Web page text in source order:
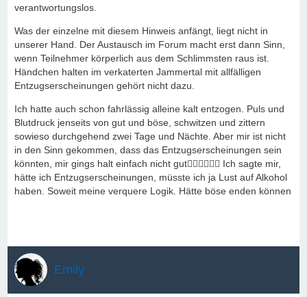
verantwortungslos.
Was der einzelne mit diesem Hinweis anfängt, liegt nicht in
unserer Hand. Der Austausch im Forum macht erst dann Sinn,
wenn Teilnehmer körperlich aus dem Schlimmsten raus ist.
Händchen halten im verkaterten Jammertal mit allfälligen
Entzugserscheinungen gehört nicht dazu.
Ich hatte auch schon fahrlässig alleine kalt entzogen. Puls und
Blutdruck jenseits von gut und böse, schwitzen und zittern
sowieso durchgehend zwei Tage und Nächte. Aber mir ist nicht
in den Sinn gekommen, dass das Entzugserscheinungen sein
könnten, mir gings halt einfach nicht gut🤦‍♂️🤦‍♂️🤦‍♂️ Ich sagte mir,
hätte ich Entzugserscheinungen, müsste ich ja Lust auf Alkohol
haben. Soweit meine verquere Logik. Hätte böse enden können
Emily